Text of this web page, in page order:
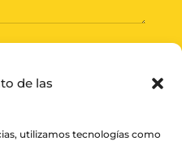
de las
utilizamos tecnologías como